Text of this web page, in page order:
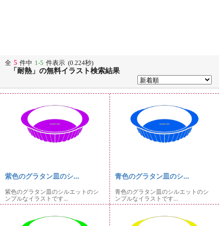
全 5 件中 1-5 件表示 (0.224秒)
「耐熱」の無料イラスト検索結果
紫色のグラタン皿のシ...
紫色のグラタン皿のシルエットのシ
ンプルなイラストです...
青色のグラタン皿のシ...
青色のグラタン皿のシルエットのシ
ンプルなイラストです...